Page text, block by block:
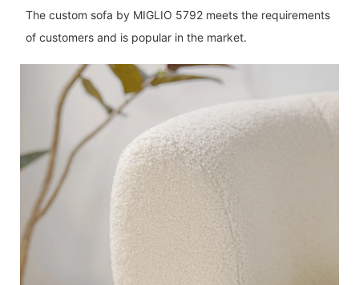
The custom sofa by MIGLIO 5792 meets the requirements
of customers and is popular in the market.